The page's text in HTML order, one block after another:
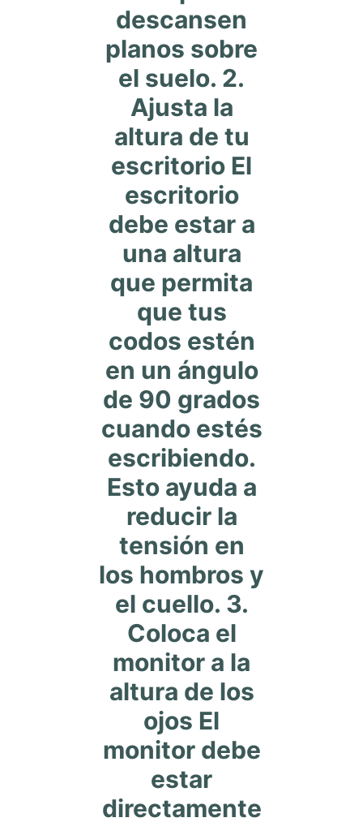
descansen
planos sobre
el suelo. 2.
Ajusta la
altura de tu
escritorio El
escritorio
debe estar a
una altura
que permita
que tus
codos estén
en un ángulo
de 90 grados
cuando estés
escribiendo.
Esto ayuda a
reducir la
tensión en
los hombros y
el cuello. 3.
Coloca el
monitor a la
altura de los
ojos El
monitor debe
estar
directamente